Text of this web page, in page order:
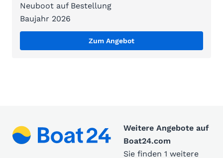
Neuboot auf Bestellung
Baujahr 2026
Zum Angebot
Weitere Angebote auf
Boat24.com
Sie finden 1 weitere